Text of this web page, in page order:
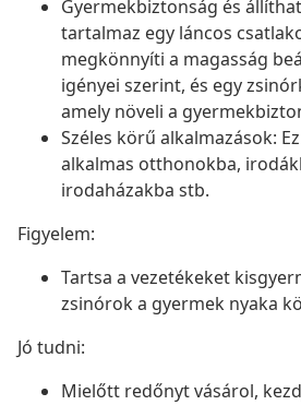
Gyermekbiztonság és
tartalmaz egy láncos
megkönnyíti a magasság
igényei szerint, és egy
amely növeli a
Széles körű alkalmazások:
alkalmas otthonokba,
irodaházakba stb.
Figyelem:
Tartsa a vezetékeket
zsinórok a gyermek nyaka
Jó tudni:
Mielőtt redőnyt vásárol,